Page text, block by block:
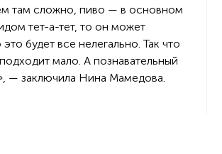
там сложно, пиво — в основном
тет-а-тет, то он может
будет все нелегально. Так что
мало. А познавательный
— заключила Нина Мамедова.